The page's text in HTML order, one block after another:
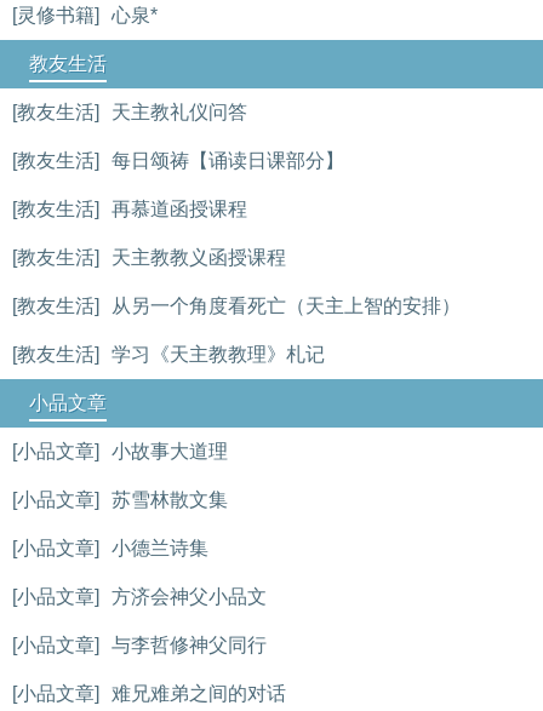
[灵修书籍] 心泉*
教友生活
[教友生活] 天主教礼仪问答
[教友生活] 每日颂祷【诵读日课部分】
[教友生活] 再慕道函授课程
[教友生活] 天主教教义函授课程
[教友生活] 从另一个角度看死亡（天主上智的安排）
[教友生活] 学习《天主教教理》札记
小品文章
[小品文章] 小故事大道理
[小品文章] 苏雪林散文集
[小品文章] 小德兰诗集
[小品文章] 方济会神父小品文
[小品文章] 与李哲修神父同行
[小品文章] 难兄难弟之间的对话